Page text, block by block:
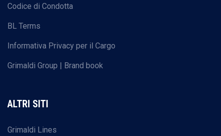
Codice di Condotta
BL Terms
Informativa Privacy per il Cargo
Grimaldi Group | Brand book
ALTRI SITI
Grimaldi Lines